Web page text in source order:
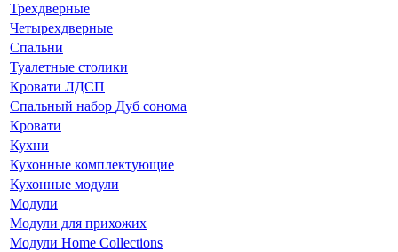
Трехдверные
Четырехдверные
Спальни
Туалетные столики
Кровати ЛДСП
Спальный набор Дуб сонома
Кровати
Кухни
Кухонные комплектующие
Кухонные модули
Модули
Модули для прихожих
Модули Home Collections